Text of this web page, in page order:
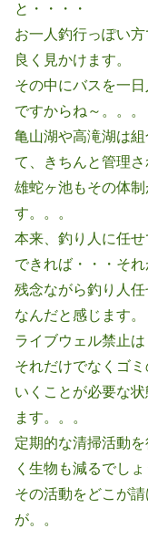
と・・・・
お一人釣行っぽい
良く見かけます。
その中にバスを一
ですからね～。。。
亀山湖や高滝湖は
て、きちんと管理さ
雄蛇ヶ池もその体
す。。。
本来、釣り人に任
できれば・・・そ
残念ながら釣り人
なんだと感じます。
ライブウェル禁止は
それだけでなくゴ
いくことが必要な
ます。。。
定期的な清掃活動
く生物も減るでしょ
その活動をどこが
が。。